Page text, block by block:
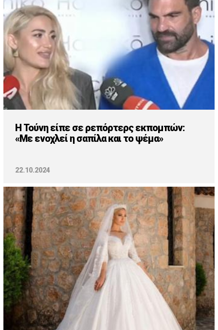
Η Τούνη είπε σε ρεπόρτερς εκπομπών:
«Με ενοχλεί η σαπίλα και το ψέμα»
22.10.2024